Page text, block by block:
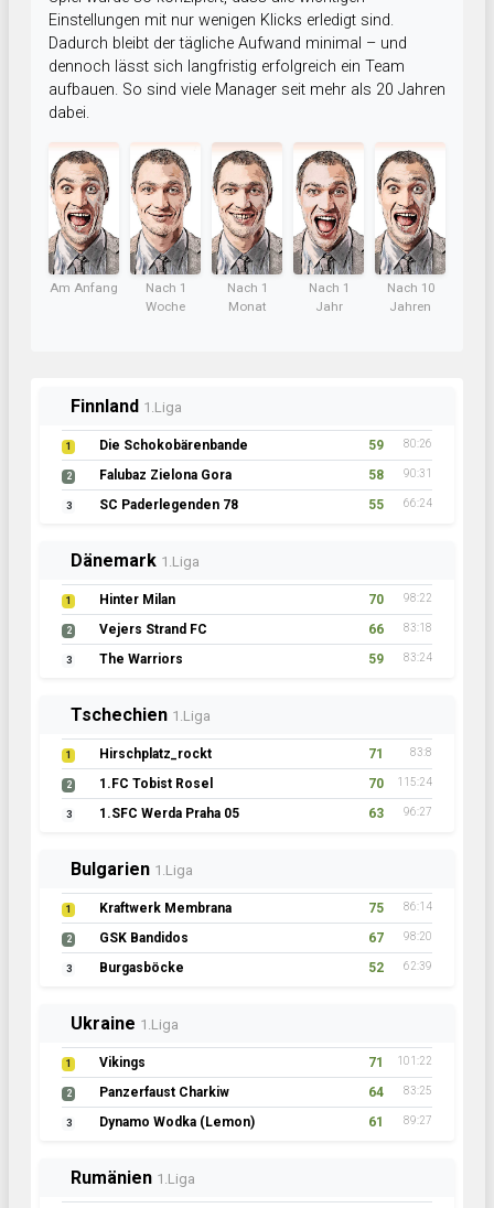
Einstellungen mit nur wenigen Klicks erledigt sind.
Dadurch bleibt der tägliche Aufwand minimal – und
dennoch lässt sich langfristig erfolgreich ein Team
aufbauen. So sind viele Manager seit mehr als 20 Jahren
dabei.
Am Anfang
Nach 1
Woche
Nach 1
Monat
Nach 1
Jahr
Nach 10
Jahren
Finnland 1.Liga
1 Die Schokobärenbande 59 80:26
2 Falubaz Zielona Gora 58 90:31
3 SC Paderlegenden 78 55 66:24
Dänemark 1.Liga
1 Hinter Milan 70 98:22
2 Vejers Strand FC 66 83:18
3 The Warriors 59 83:24
Tschechien 1.Liga
1 Hirschplatz_rockt 71 83:8
2 1.FC Tobist Rosel 70 115:24
3 1.SFC Werda Praha 05 63 96:27
Bulgarien 1.Liga
1 Kraftwerk Membrana 75 86:14
2 GSK Bandidos 67 98:20
3 Burgasböcke 52 62:39
Ukraine 1.Liga
1 Vikings 71 101:22
2 Panzerfaust Charkiw 64 83:25
3 Dynamo Wodka (Lemon) 61 89:27
Rumänien 1.Liga